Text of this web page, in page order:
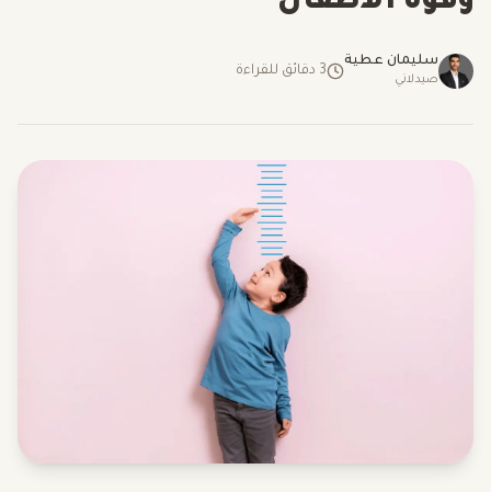
سليمان عطية
صيدلاني
3 دقائق للقراءة